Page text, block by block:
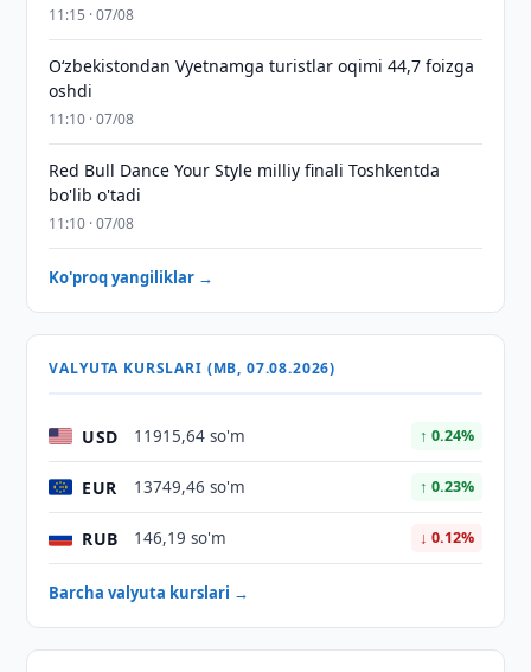
11:15 · 07/08
O‘zbekistondan Vyetnamga turistlar oqimi 44,7 foizga
oshdi
11:10 · 07/08
Red Bull Dance Your Style milliy finali Toshkentda
bo'lib o'tadi
11:10 · 07/08
Ko'proq yangiliklar →
VALYUTA KURSLARI (MB, 07.08.2026)
USD 11915,64 so'm ↑ 0.24%
EUR 13749,46 so'm ↑ 0.23%
RUB 146,19 so'm ↓ 0.12%
Barcha valyuta kurslari →